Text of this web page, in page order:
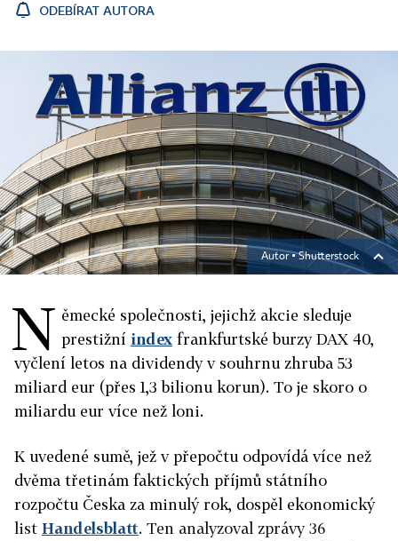
ODEBÍRAT AUTORA
Autor ▪Shutterstock
N ěmecké společnosti, jejichž akcie sleduje
prestižní index frankfurtské burzy DAX 40,
vyčlení letos na dividendy v souhrnu zhruba 53
miliard eur (přes 1,3 bilionu korun). To je skoro o
miliardu eur více než loni.
K uvedené sumě, jež v přepočtu odpovídá více než
dvěma třetinám faktických příjmů státního
rozpočtu Česka za minulý rok, dospěl ekonomický
list Handelsblatt. Ten analyzoval zprávy 36